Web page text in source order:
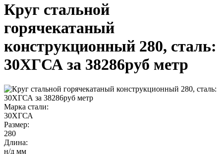
Круг стальной
горячекатаный
конструкционный 280, сталь:
30ХГСА за 38286руб метр
Марка стали:
30ХГСА
Размер:
280
Длина:
н/д мм